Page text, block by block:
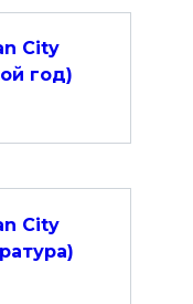
City
год)
City